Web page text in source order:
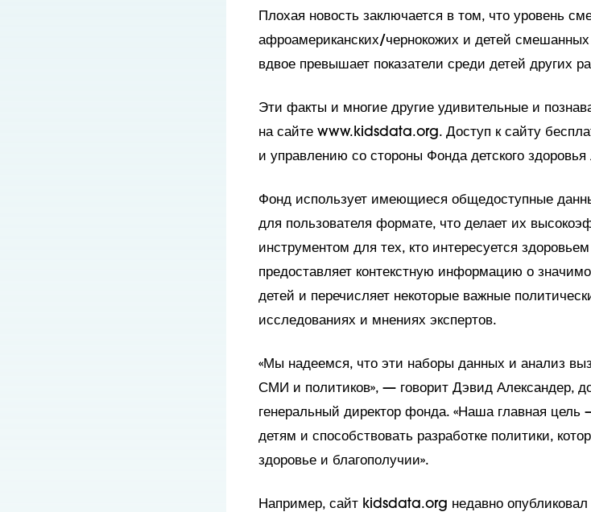
Плохая новость заключается в том, что уровень
афроамериканских/чернокожих и детей
вдвое превышает показатели среди детей других
Эти факты и многие другие удивительные и
на сайте www.kidsdata.org. Доступ к сайту
и управлению со стороны Фонда детского
Фонд использует имеющиеся общедоступные
для пользователя формате, что делает их
инструментом для тех, кто интересуется
предоставляет контекстную информацию о
детей и перечисляет некоторые важные
исследованиях и мнениях экспертов.
«Мы надеемся, что эти наборы данных и анализ
СМИ и политиков», — говорит Дэвид Александер,
генеральный директор фонда. «Наша главная
детям и способствовать разработке политики,
здоровье и благополучии».
Например, сайт kidsdata.org недавно